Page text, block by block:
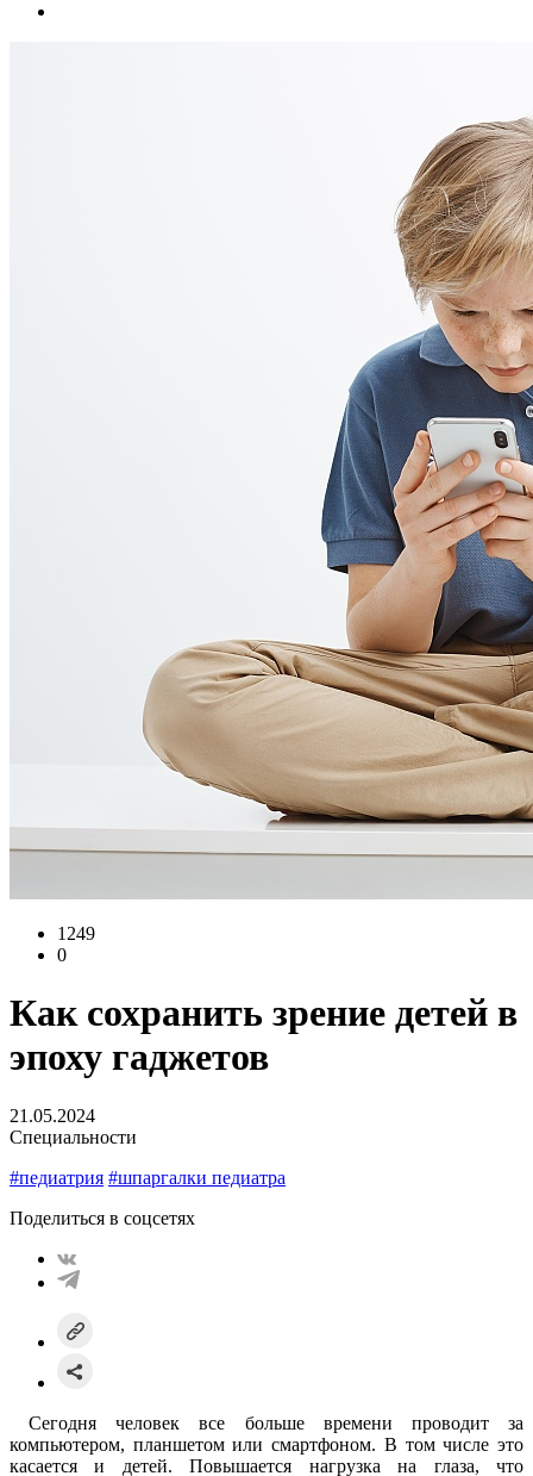
1249
0
Как сохранить зрение детей в
эпоху гаджетов
21.05.2024
Специальности
#педиатрия #шпаргалки педиатра
Поделиться в соцсетях
Сегодня человек все больше времени проводит за
компьютером, планшетом или смартфоном. В том числе это
касается и детей. Повышается нагрузка на глаза, что